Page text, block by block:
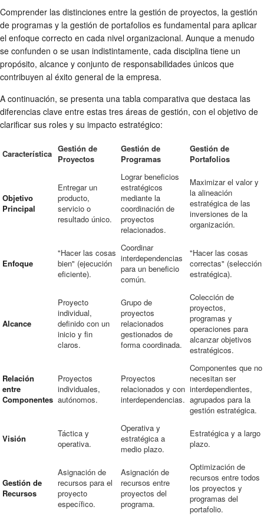
Comprender las distinciones entre la gestión de proyectos, la gestión
de programas y la gestión de portafolios es fundamental para aplicar
el enfoque correcto en cada nivel organizacional. Aunque a menudo
se confunden o se usan indistintamente, cada disciplina tiene un
propósito, alcance y conjunto de responsabilidades únicos que
contribuyen al éxito general de la empresa.
A continuación, se presenta una tabla comparativa que destaca las
diferencias clave entre estas tres áreas de gestión, con el objetivo de
clarificar sus roles y su impacto estratégico:
Característica Gestión de
Proyectos
Gestión de
Programas
Gestión de
Portafolios
Objetivo
Principal
Entregar un
producto,
servicio o
resultado único.
Lograr beneficios
estratégicos
mediante la
coordinación de
proyectos
relacionados.
Maximizar el valor y
la alineación
estratégica de las
inversiones de la
organización.
Enfoque
"Hacer las cosas
bien" (ejecución
eficiente).
Coordinar
interdependencias
para un beneficio
común.
"Hacer las cosas
correctas" (selección
estratégica).
Alcance
Proyecto
individual,
definido con un
inicio y fin
claros.
Grupo de
proyectos
relacionados
gestionados de
forma coordinada.
Colección de
proyectos,
programas y
operaciones para
alcanzar objetivos
estratégicos.
Relación
entre
Componentes
Proyectos
individuales,
autónomos.
Proyectos
relacionados y con
interdependencias.
Componentes que no
necesitan ser
interdependientes,
agrupados para la
gestión estratégica.
Visión
Táctica y
operativa.
Operativa y
estratégica a
medio plazo.
Estratégica y a largo
plazo.
Gestión de
Recursos
Asignación de
recursos para el
proyecto
específico.
Asignación de
recursos entre
proyectos del
programa.
Optimización de
recursos entre todos
los proyectos y
programas del
portafolio.